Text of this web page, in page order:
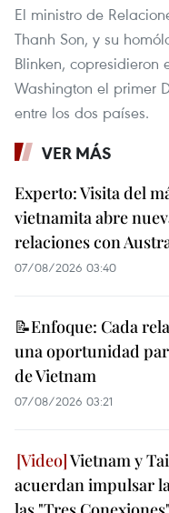
El ministro de
Thanh Son, y su
Blinken,
Washington el primer
entre los dos países.
VER MÁS
Experto: Visita del
vietnamita abre
relaciones con
07/08/2026 03:40
📝Enfoque: Cada
una oportunidad
de Vietnam
07/08/2026 03:21
Vietnam y
acuerdan impulsar